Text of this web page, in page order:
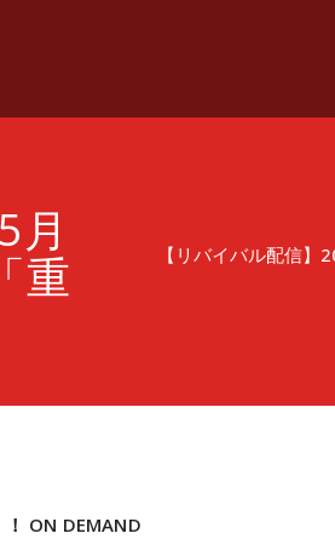
月
重
【リバイバル配信
！ ON DEMAND